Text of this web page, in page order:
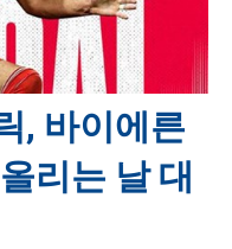
, 바이에른
리는 날 대